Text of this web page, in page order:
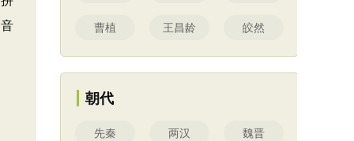
曹植 王昌龄 皎然
朝代
先秦 两汉 魏晋